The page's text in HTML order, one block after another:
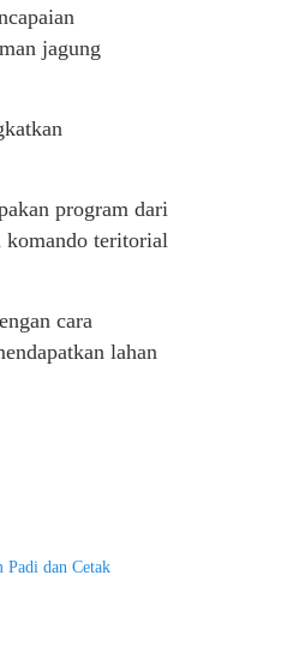
jagung
program dari
komando teritorial
cara
lahan
Padi dan Cetak